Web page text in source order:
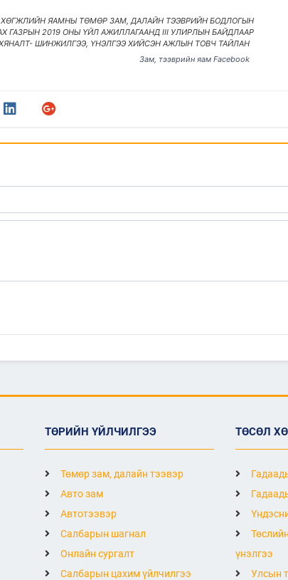
ЯАМНЫ ТӨМӨР ЗАМ, ДАЛАЙН ТЭЭВРИЙН БОДЛОГЫН
ГАЗРЫН 2019 ОНЫ ҮЙЛ АЖИЛЛАГААНД III УЛИРЛЫН БАЙДЛААР
ШИНЖИЛГЭЭ, ҮНЭЛГЭЭ ХИЙСЭН АЖЛЫН ТОВЧ ТАЙЛАН
Зам, тээврийн яам Facebook
ТӨРИЙН ҮЙЛЧИЛГЭЭ
Төмөр зам, далайн тээвэр
Авто зам
Автотээвэр
Салбарын шагнал
Онлайн сургалт
Салбарын цахим үйлчилгээ
ТӨСӨЛ
үнэлгээ
Улсын